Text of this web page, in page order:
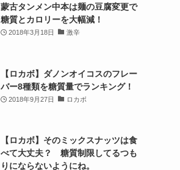
蒙古タンメン中本は麺の豆腐変更で
糖質とカロリーを大幅減！
2018年3月18日 激辛
【ロカボ】ダノンオイコスのフレー
バー8種類を糖質量でランキング！
2018年9月27日 ロカボ
【ロカボ】そのミックスナッツは食
べて大丈夫？ 糖質制限してるつも
りにならないようにね。